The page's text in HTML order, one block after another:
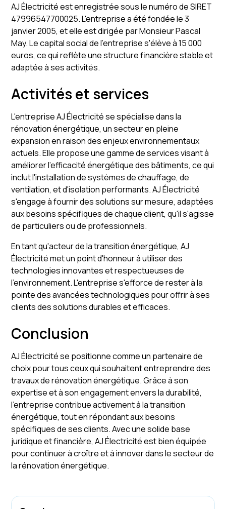
AJ Électricité est enregistrée sous le numéro de SIRET
47996547700025. L'entreprise a été fondée le 3
janvier 2005, et elle est dirigée par Monsieur Pascal
May. Le capital social de l'entreprise s'élève à 15 000
euros, ce qui reflète une structure financière stable et
adaptée à ses activités.
Activités et services
L'entreprise AJ Électricité se spécialise dans la
rénovation énergétique, un secteur en pleine
expansion en raison des enjeux environnementaux
actuels. Elle propose une gamme de services visant à
améliorer l'efficacité énergétique des bâtiments, ce qui
inclut l'installation de systèmes de chauffage, de
ventilation, et d'isolation performants. AJ Électricité
s'engage à fournir des solutions sur mesure, adaptées
aux besoins spécifiques de chaque client, qu'il s'agisse
de particuliers ou de professionnels.
En tant qu'acteur de la transition énergétique, AJ
Électricité met un point d'honneur à utiliser des
technologies innovantes et respectueuses de
l'environnement. L'entreprise s'efforce de rester à la
pointe des avancées technologiques pour offrir à ses
clients des solutions durables et efficaces.
Conclusion
AJ Électricité se positionne comme un partenaire de
choix pour tous ceux qui souhaitent entreprendre des
travaux de rénovation énergétique. Grâce à son
expertise et à son engagement envers la durabilité,
l'entreprise contribue activement à la transition
énergétique, tout en répondant aux besoins
spécifiques de ses clients. Avec une solide base
juridique et financière, AJ Électricité est bien équipée
pour continuer à croître et à innover dans le secteur de
la rénovation énergétique.